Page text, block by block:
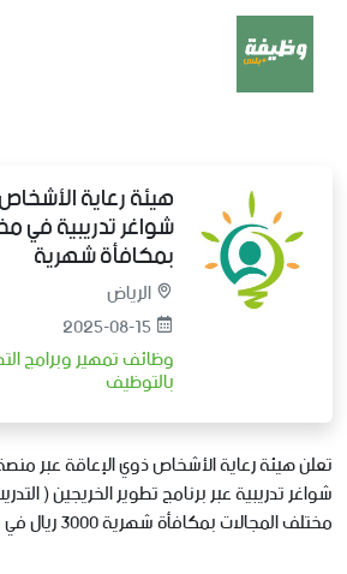
هيئة رعاية
شواغر تدريبية في
بمكافأة شهرية
الرياض
2025-08-15
وظائف تمهير وبرامج
بالتوظيف
تعلن هيئة رعاية الأشخاص ذوي الإعاقة عبر
شواغر تدريبية عبر برنامج تطوير الخريجين (
مختلف المجالات بمكافأة شهرية 3000 ريال في مدينة الرياض